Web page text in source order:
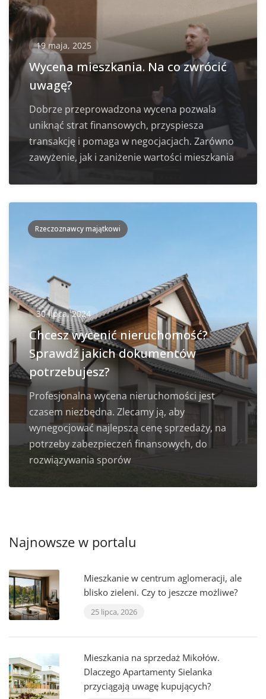
19 maja, 2025
Wycena mieszkania. Na co zwrócić
uwagę?
Dobrze przeprowadzona wycena pozwala
uniknąć strat finansowych, przyspiesza
transakcję i pomaga w negocjacjach. Zarówno
zawyżenie, jak i zaniżenie wartości mieszkania
Rzeczoznawcy majątkowi
30 lipca, 2024
Chcesz wycenić nieruchomość?
Sprawdź jakich dokumentów
potrzebujesz?
Profesjonalna wycena nieruchomości jest
czasem niezbędna. Zlecamy ją, aby
wynegocjować najlepszą cenę sprzedaży, na
potrzeby zabezpieczeń finansowych, do
rozwiązywania sporów
Najnowsze w portalu
Mieszkanie w centrum aglomeracji, ale
blisko zieleni. Czy to jeszcze możliwe?
25 lipca, 2026
Mieszkania na sprzedaż Mikołów.
Dlaczego Apartamenty Sielanka
przyciągają uwagę kupujących?